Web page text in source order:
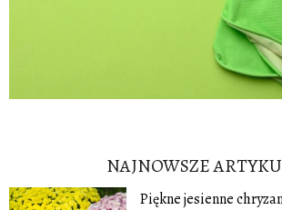
NAJNOWSZE
Piękne jesienne